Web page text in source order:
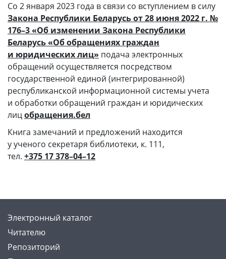
Со 2 января 2023 года в связи со вступлением в силу
Закона Республики Беларусь от 28 июня 2022 г. №
176–3 «Об изменении Закона Республики
Беларусь «Об обращениях граждан
и юридических лиц» подача электронных
обращений осуществляется посредством
государственной единой (интегрированной)
республиканской информационной системы учета
и обработки обращений граждан и юридических
лицобращения.бел
Книга замечаний и предложений находится
у ученого секретаря библиотеки, к. 111,
тел. +375 17 378–04–12
Электронный каталог
Читателю
Репозиторий